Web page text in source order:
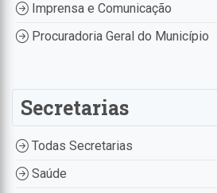
Imprensa e Comunicação
Procuradoria Geral do Município
Secretarias
Todas Secretarias
Saúde